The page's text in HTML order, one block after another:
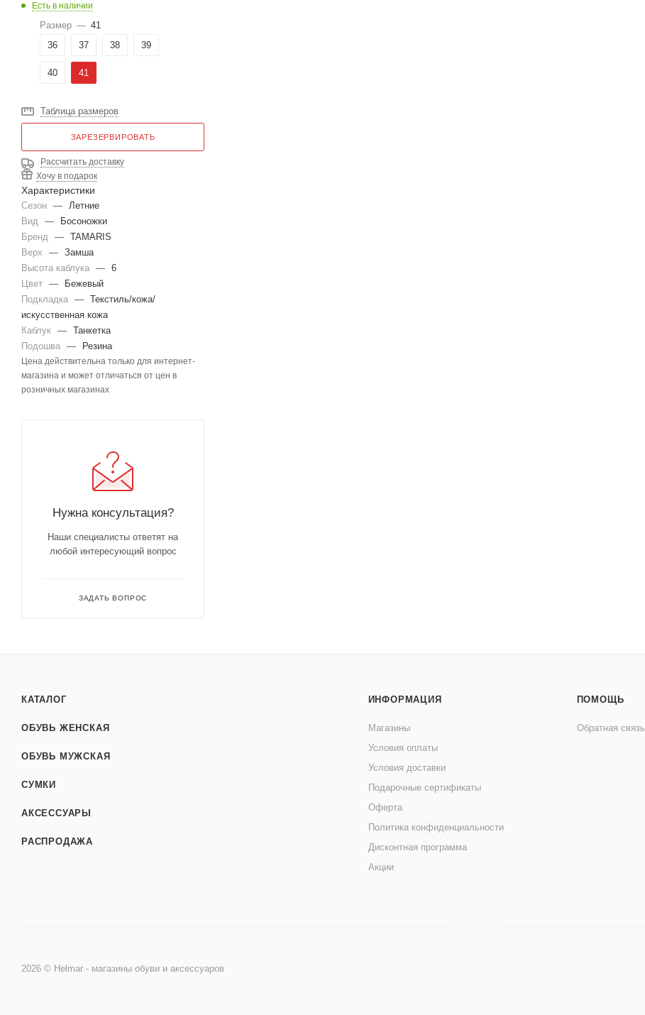
Есть в наличии
Размер — 41
36
37 38 39
40 41
Таблица размеров
ЗАРЕЗЕРВИРОВАТЬ
Рассчитать доставку
Хочу в подарок
Характеристики
Сезон — Летние
Вид —
Босоножки
Бренд — TAMARIS
Верх
— Замша
Высота каблука — 6
Цвет —
Бежевый
Подкладка — Текстиль/кожа/
искусственная кожа
Каблук — Танкетка
Подошва — Резина
Цена действительна только для интернет-
магазина и может отличаться от цен в
розничных магазинах
Нужна консультация?
Наши специалисты ответят на
любой интересующий вопрос
ЗАДАТЬ ВОПРОС
КАТАЛОГ
ОБУВЬ ЖЕНСКАЯ
ОБУВЬ МУЖСКАЯ
СУМКИ
АКСЕССУАРЫ
РАСПРОДАЖА
ИНФОРМАЦИЯ
Магазины
Условия оплаты
Условия доставки
Подарочные сертификаты
Оферта
Политика конфиденциальности
Дисконтная программа
Акции
ПОМОЩЬ
Обратная связь
2026 © Helmar - магазины обуви и аксессуаров